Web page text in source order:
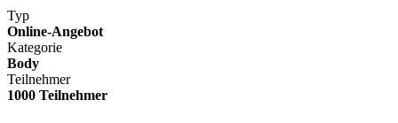
Typ
Online-Angebot
Kategorie
Body
Teilnehmer
1000 Teilnehmer